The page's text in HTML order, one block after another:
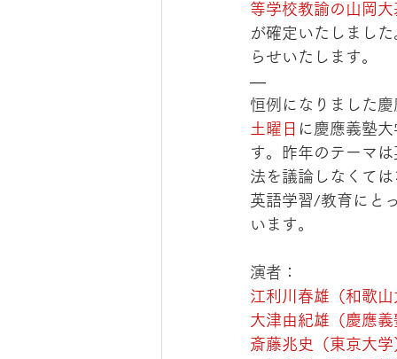
等学校教諭の山岡
が確定いたしまし
らせいたします。
—
恒例になりました
土曜日 に慶應義塾
す。昨年のテーマ
法を議論しなくて
英語学習/教育にと
います。
演者：
江利川春雄（和歌
大津由紀雄（慶應
斎藤兆史（東京大学